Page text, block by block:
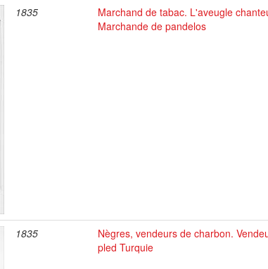
1835
Marchand de tabac. L'aveugle
Marchande de pandelos
1835
Nègres, vendeurs de charbon.
pled Turquie